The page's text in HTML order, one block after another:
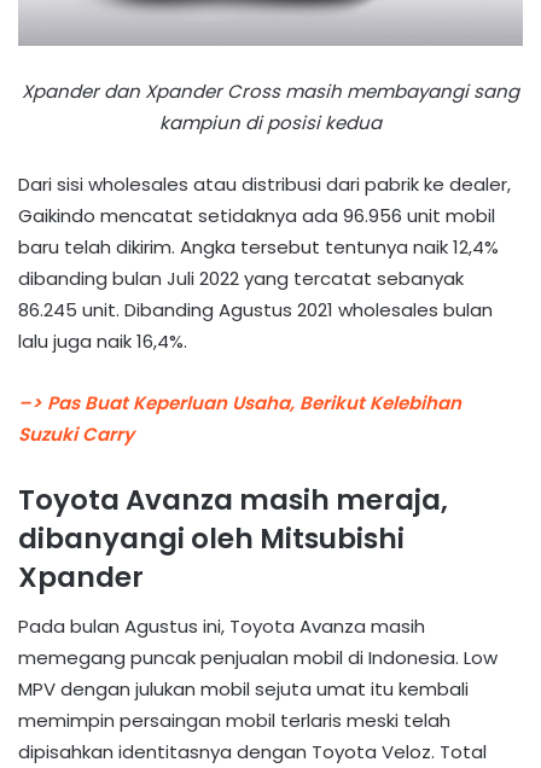
Xpander dan Xpander Cross masih membayangi sang
kampiun di posisi kedua
Dari sisi wholesales atau distribusi dari pabrik ke dealer,
Gaikindo mencatat setidaknya ada 96.956 unit mobil
baru telah dikirim. Angka tersebut tentunya naik 12,4%
dibanding bulan Juli 2022 yang tercatat sebanyak
86.245 unit. Dibanding Agustus 2021 wholesales bulan
lalu juga naik 16,4%.
–> Pas Buat Keperluan Usaha, Berikut Kelebihan
Suzuki Carry
Toyota Avanza masih meraja,
dibanyangi oleh Mitsubishi
Xpander
Pada bulan Agustus ini, Toyota Avanza masih
memegang puncak penjualan mobil di Indonesia. Low
MPV dengan julukan mobil sejuta umat itu kembali
memimpin persaingan mobil terlaris meski telah
dipisahkan identitasnya dengan Toyota Veloz. Total